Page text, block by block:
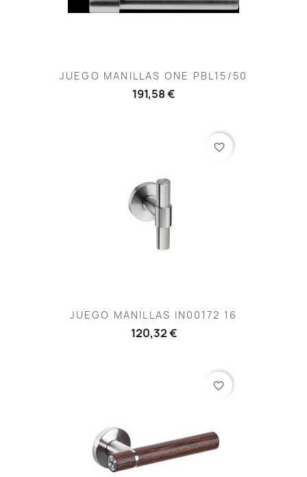
JUEGO MANILLAS ONE PBL15/50
191,58 €
JUEGO MANILLAS IN00172 16
120,32 €
favorite_border
favorite_border